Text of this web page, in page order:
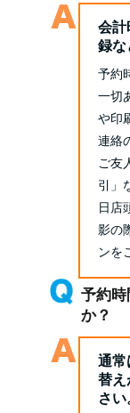
会計
録な
予約
一切
や印
連絡
ご友
引」
日店
影の
ンを
予約
か？
通常
替え
さい